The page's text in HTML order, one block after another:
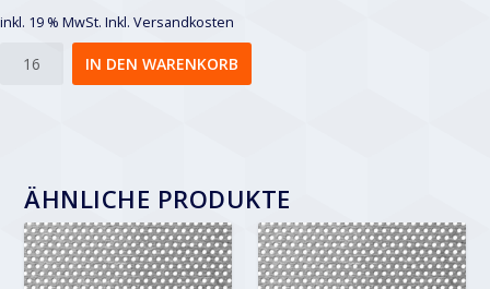
inkl. 19 % MwSt. Inkl. Versandkosten
IN DEN WARENKORB
ÄHNLICHE PRODUKTE